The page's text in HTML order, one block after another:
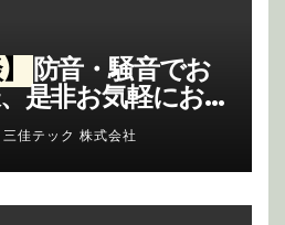
防音・騒音でお
是非お気軽にお問
、お問合せのお
品進呈
させて頂き
入内容—無料相談
御住所・御担当
三佳テック 株式会社